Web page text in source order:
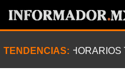
TENDENCIAS: